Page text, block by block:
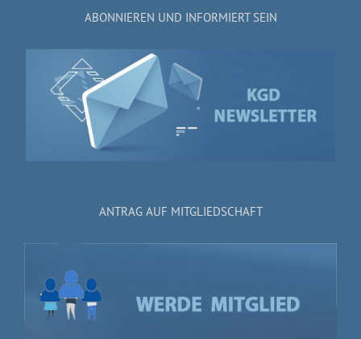
ABONNIEREN UND INFORMIERT SEIN
ANTRAG AUF MITGLIEDSCHAFT